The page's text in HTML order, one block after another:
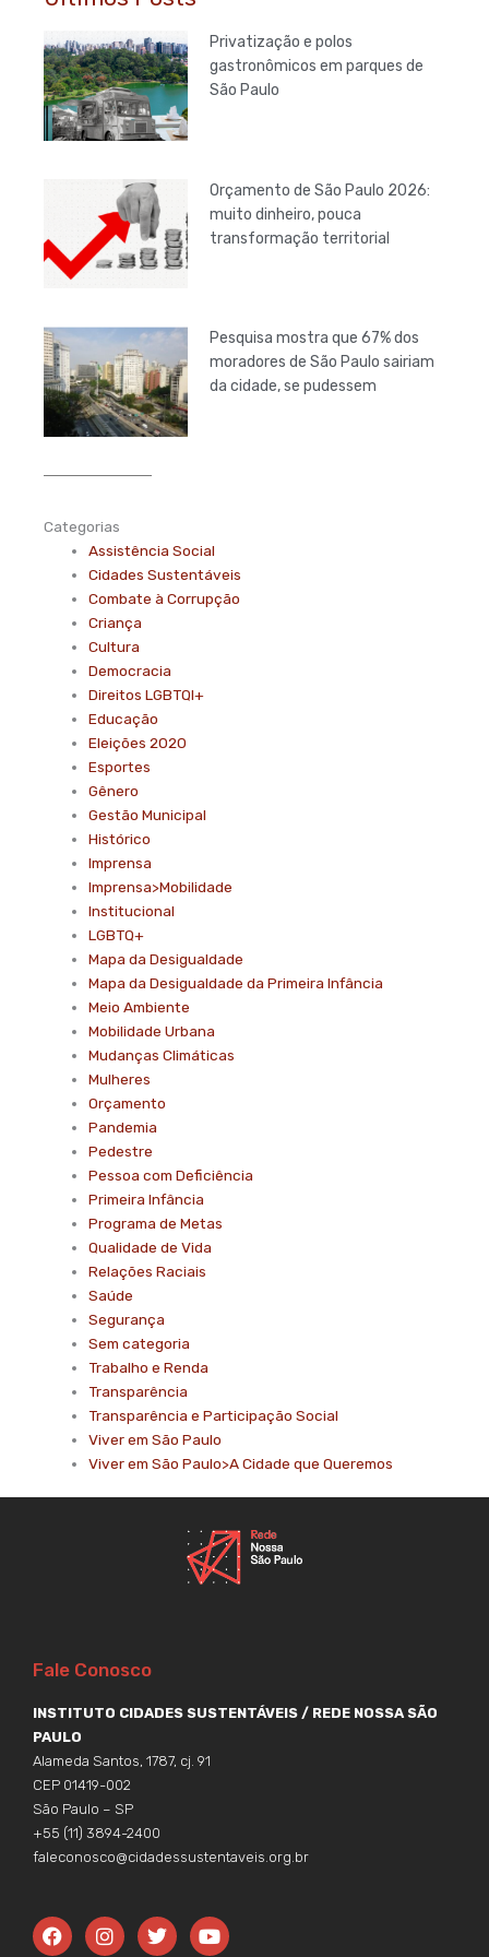
Privatização e polos
gastronômicos em parques de
São Paulo
Orçamento de São Paulo 2026:
muito dinheiro, pouca
transformação territorial
Pesquisa mostra que 67% dos
moradores de São Paulo sairiam
da cidade, se pudessem
Categorias
Assistência Social
Cidades Sustentáveis
Combate à Corrupção
Criança
Cultura
Democracia
Direitos LGBTQI+
Educação
Eleições 2020
Esportes
Gênero
Gestão Municipal
Histórico
Imprensa
Imprensa>Mobilidade
Institucional
LGBTQ+
Mapa da Desigualdade
Mapa da Desigualdade da Primeira Infância
Meio Ambiente
Mobilidade Urbana
Mudanças Climáticas
Mulheres
Orçamento
Pandemia
Pedestre
Pessoa com Deficiência
Primeira Infância
Programa de Metas
Qualidade de Vida
Relações Raciais
Saúde
Segurança
Sem categoria
Trabalho e Renda
Transparência
Transparência e Participação Social
Viver em São Paulo
Viver em São Paulo>A Cidade que Queremos
Fale Conosco
INSTITUTO CIDADES SUSTENTÁVEIS / REDE NOSSA SÃO
PAULO
Alameda Santos, 1787, cj. 91
CEP 01419-002
São Paulo – SP
+55 (11) 3894-2400
faleconosco@cidadessustentaveis.org.br
F
a
I
n
T
w
Y
o